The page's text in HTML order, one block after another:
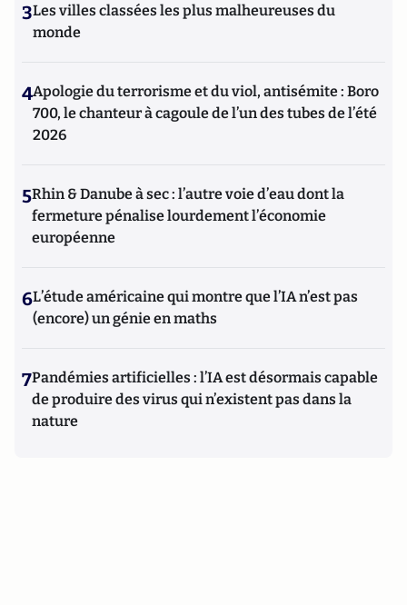
3Les villes classées les plus malheureuses du
monde
4Apologie du terrorisme et du viol, antisémite : Boro
700, le chanteur à cagoule de l’un des tubes de l’été
2026
5Rhin & Danube à sec : l’autre voie d’eau dont la
fermeture pénalise lourdement l’économie
européenne
6L’étude américaine qui montre que l’IA n’est pas
(encore) un génie en maths
7Pandémies artificielles : l’IA est désormais capable
de produire des virus qui n’existent pas dans la
nature